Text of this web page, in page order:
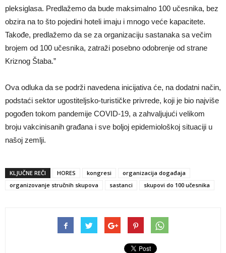
pleksiglasa. Predlažemo da bude maksimalno 100 učesnika, bez
obzira na to što pojedini hoteli imaju i mnogo veće kapacitete.
Takođe, predlažemo da se za organizaciju sastanaka sa večim
brojem od 100 učesnika, zatraži posebno odobrenje od strane
Kriznog Štaba.”
Ova odluka da se podrži navedena inicijativa će, na dodatni način,
podstaći sektor ugostiteljsko-turističke privrede, koji je bio najviše
pogođen tokom pandemije COVID-19, a zahvaljujući velikom
broju vakcinisanih građana i sve boljoj epidemiološkoj situaciji u
našoj zemlji.
KLJUČNE REČI HORES kongresi
organizacija događaja
organizovanje stručnih skupova
sastanci skupovi do 100 učesnika